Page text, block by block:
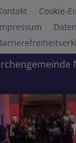
Cookie-